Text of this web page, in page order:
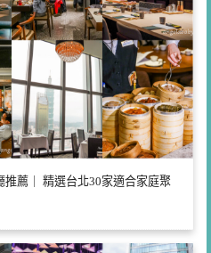
薦｜ 精選台北30家適合家庭聚